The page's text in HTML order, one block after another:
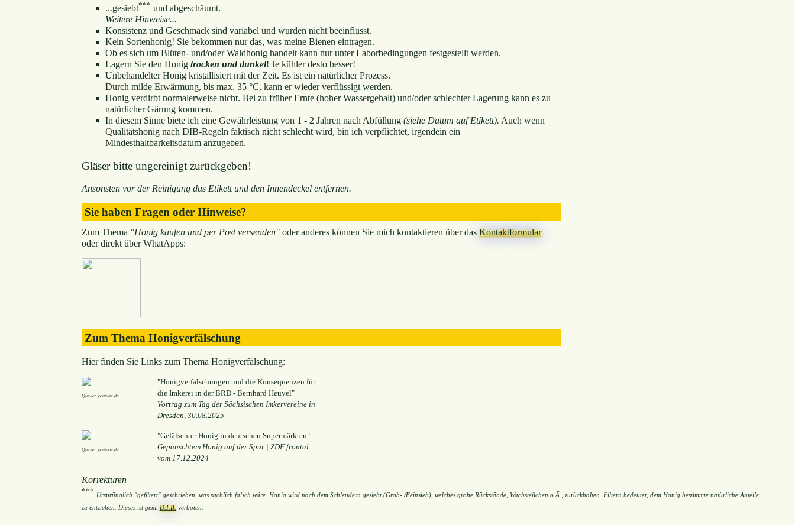
...gesiebt*** und abgeschäumt.
Weitere Hinweise...
Konsistenz und Geschmack sind variabel und wurden nicht beeinflusst.
Kein Sortenhonig! Sie bekommen nur das, was meine Bienen eintragen.
Ob es sich um Blüten- und/oder Waldhonig handelt kann nur unter Laborbedingungen festgestellt werden.
Lagern Sie den Honig trocken und dunkel! Je kühler desto besser!
Unbehandelter Honig kristallisiert mit der Zeit. Es ist ein natürlicher Prozess.
Durch milde Erwärmung, bis max. 35 °C, kann er wieder verflüssigt werden.
Honig verdirbt normalerweise nicht. Bei zu früher Ernte (hoher Wassergehalt) und/oder schlechter Lagerung kann es zu
natürlicher Gärung kommen.
In diesem Sinne biete ich eine Gewährleistung von 1 - 2 Jahren nach Abfüllung (siehe Datum auf Etikett). Auch wenn
Qualitätshonig nach DIB-Regeln faktisch nicht schlecht wird, bin ich verpflichtet, irgendein ein
Mindesthaltbarkeitsdatum anzugeben.
Gläser bitte ungereinigt zurückgeben!
Ansonsten vor der Reinigung das Etikett und den Innendeckel entfernen.
Sie haben Fragen oder Hinweise?
Zum Thema "Honig kaufen und per Post versenden"oder anderes können Sie mich kontaktieren über das Kontaktformular
oder direkt über WhatApps:
Zum Thema Honigverfälschung
Hier finden Sie Links zum Thema Honigverfälschung:
Quelle: youtube.de
"Honigverfälschungen und die Konsequenzen für
die Imkerei in der BRD - Bernhard Heuvel"
Vortrag zum Tag der Sächsischen Imkervereine in
Dresden, 30.08.2025
Quelle: youtube.de
"Gefälschter Honig in deutschen Supermärkten"
Gepanschtem Honig auf der Spur | ZDF frontal
vom 17.12.2024
Korrekturen
*** Ursprünglich "gefiltert" geschrieben, was sachlich falsch wäre. Honig wird nach dem Schleudern gesiebt (Grob- /Feinsieb), welches grobe Rückstände, Wachsteilchen o.Ä., zurückhalten. Filtern bedeutet, dem Honig bestimmte natürliche Anteile
zu entziehen. Dieses ist gem. D.I.B.verboten.